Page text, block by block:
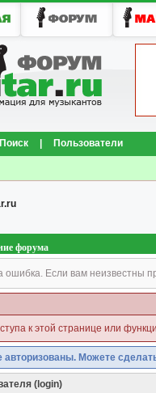
Поиск Пользователи
форума
ошибка. Если вам неизвестны
к этой странице или
авторизованы. Можете
(login)